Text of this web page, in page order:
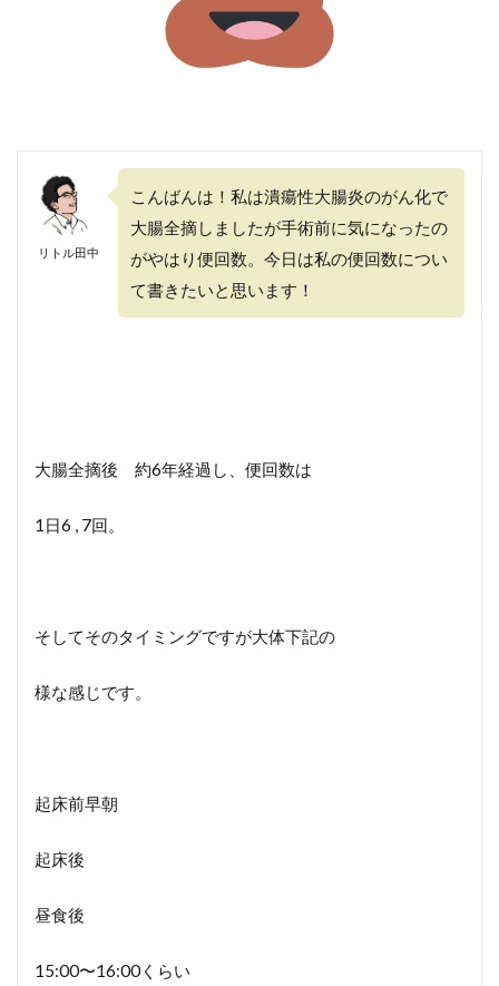
リトル田中
こんばんは！私は潰瘍性大腸炎のがん化で
大腸全摘しましたが手術前に気になったの
がやはり便回数。今日は私の便回数につい
て書きたいと思います！
大腸全摘後 約6年経過し、便回数は
1日6 , 7回。
そしてそのタイミングですが大体下記の
様な感じです。
起床前早朝
起床後
昼食後
15:00〜16:00くらい